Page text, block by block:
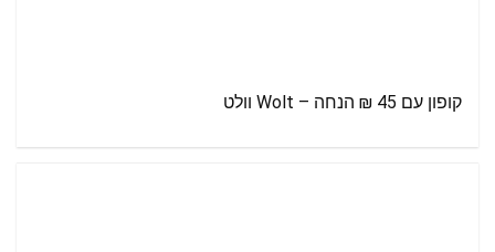
קופון עם 45 ₪ הנחה – Wolt וולט